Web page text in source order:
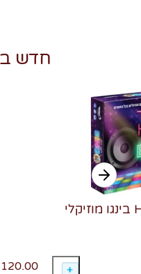
חדש
120.00 ₪